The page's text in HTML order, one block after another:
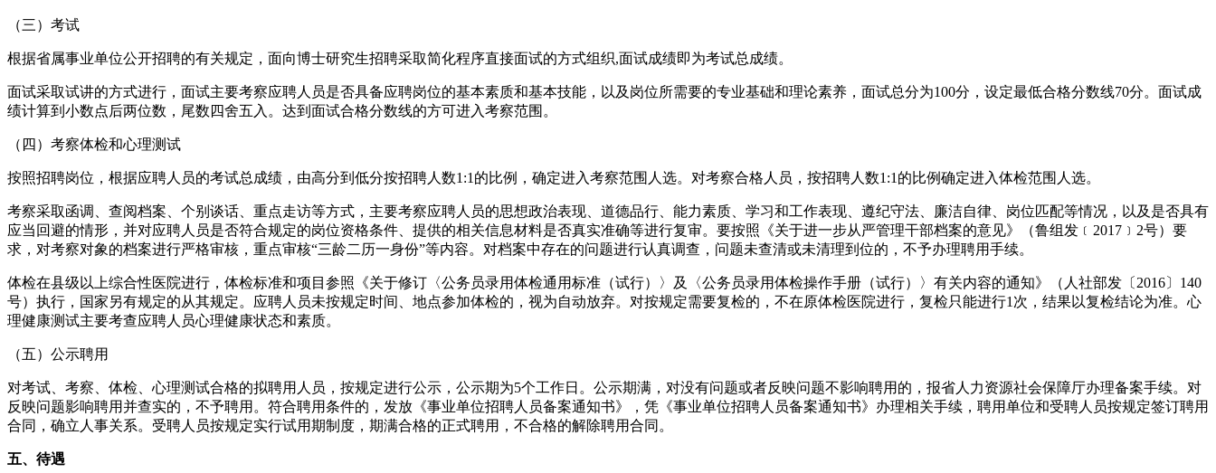
（三）考试
根据省属事业单位公开招聘的有关规定，面向博士研究生招聘采取简化程序直接面试的方式组织,面试成绩即为考试总成绩。
面试采取试讲的方式进行，面试主要考察应聘人员是否具备应聘岗位的基本素质和基本技能，以及岗位所需要的专业基础和理论素养，面试总分为100分，设定最低合格分数线70分。面试成
绩计算到小数点后两位数，尾数四舍五入。达到面试合格分数线的方可进入考察范围。
（四）考察体检和心理测试
按照招聘岗位，根据应聘人员的考试总成绩，由高分到低分按招聘人数1:1的比例，确定进入考察范围人选。对考察合格人员，按招聘人数1:1的比例确定进入体检范围人选。
考察采取函调、查阅档案、个别谈话、重点走访等方式，主要考察应聘人员的思想政治表现、道德品行、能力素质、学习和工作表现、遵纪守法、廉洁自律、岗位匹配等情况，以及是否具有
应当回避的情形，并对应聘人员是否符合规定的岗位资格条件、提供的相关信息材料是否真实准确等进行复审。要按照《关于进一步从严管理干部档案的意见》（鲁组发﹝2017﹞2号）要
求，对考察对象的档案进行严格审核，重点审核“三龄二历一身份”等内容。对档案中存在的问题进行认真调查，问题未查清或未清理到位的，不予办理聘用手续。
体检在县级以上综合性医院进行，体检标准和项目参照《关于修订〈公务员录用体检通用标准（试行）〉及〈公务员录用体检操作手册（试行）〉有关内容的通知》（人社部发〔2016〕140
号）执行，国家另有规定的从其规定。应聘人员未按规定时间、地点参加体检的，视为自动放弃。对按规定需要复检的，不在原体检医院进行，复检只能进行1次，结果以复检结论为准。心
理健康测试主要考查应聘人员心理健康状态和素质。
（五）公示聘用
对考试、考察、体检、心理测试合格的拟聘用人员，按规定进行公示，公示期为5个工作日。公示期满，对没有问题或者反映问题不影响聘用的，报省人力资源社会保障厅办理备案手续。对
反映问题影响聘用并查实的，不予聘用。符合聘用条件的，发放《事业单位招聘人员备案通知书》，凭《事业单位招聘人员备案通知书》办理相关手续，聘用单位和受聘人员按规定签订聘用
合同，确立人事关系。受聘人员按规定实行试用期制度，期满合格的正式聘用，不合格的解除聘用合同。
五、待遇